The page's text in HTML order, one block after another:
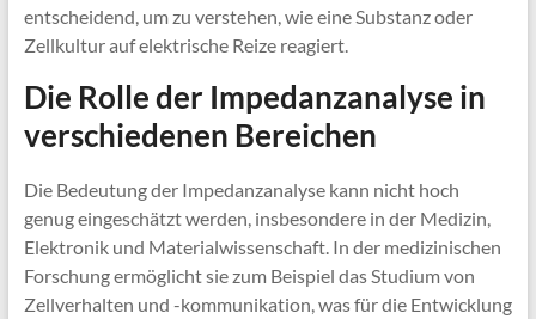
entscheidend, um zu verstehen, wie eine Substanz oder
Zellkultur auf elektrische Reize reagiert.
Die Rolle der Impedanzanalyse in
verschiedenen Bereichen
Die Bedeutung der Impedanzanalyse kann nicht hoch
genug eingeschätzt werden, insbesondere in der Medizin,
Elektronik und Materialwissenschaft. In der medizinischen
Forschung ermöglicht sie zum Beispiel das Studium von
Zellverhalten und -kommunikation, was für die Entwicklung